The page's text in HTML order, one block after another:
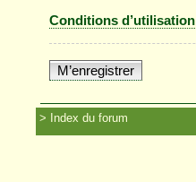
Conditions d’utilisation
M’enregistrer
Index du forum